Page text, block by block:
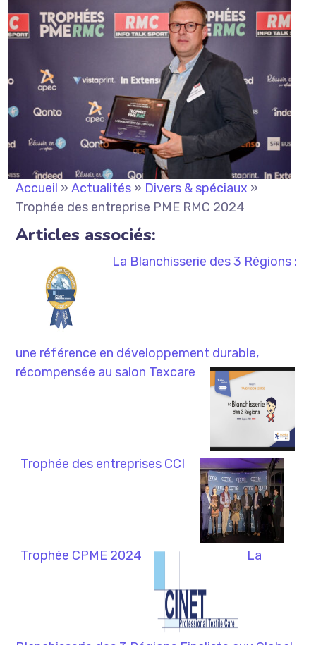
Accueil »Actualités » Divers & spéciaux »
Trophée des entreprise PME RMC 2024
Articles associés:
La Blanchisserie des 3 Régions :
une référence en développement durable,
récompensée au salon Texcare
Trophée des entreprises CCI
Trophée CPME 2024​ La